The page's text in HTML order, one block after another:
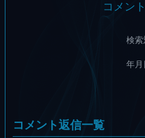
コメン
検索
年月
コメント返信一覧